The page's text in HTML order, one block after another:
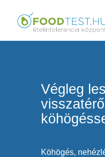
Végleg
Köhögés,